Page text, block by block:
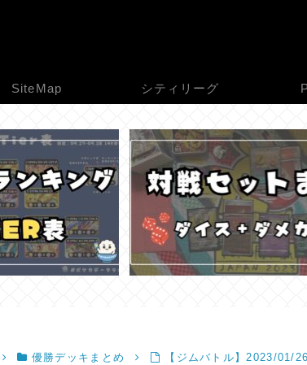
SiteMap シティリーグ
優勝デッキまとめ 【ジムバトル】2023/01/